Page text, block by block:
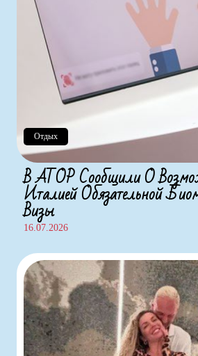
Отдых
В АТОР Сообщили О
Италией Обязательной
Визы
16.07.2026